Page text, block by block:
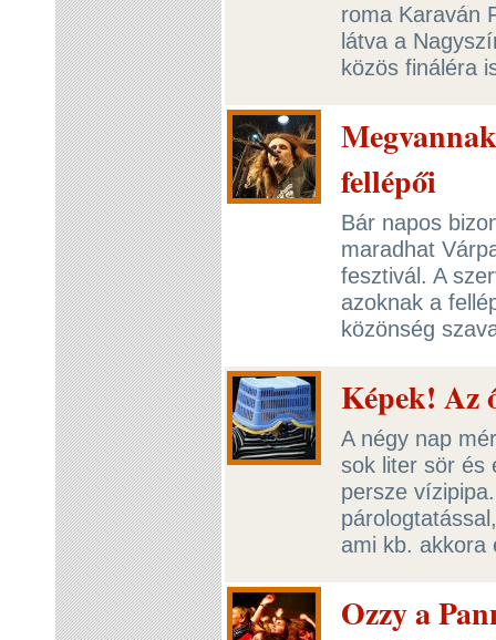
roma Karaván
látva a
közös fináléra
fellépői
Bár napos
maradhat
fesztivál. A
azoknak a
közönség
Képek! Az
A négy nap
sok liter sör és
persze
ami kb. akkora
Ozzy a